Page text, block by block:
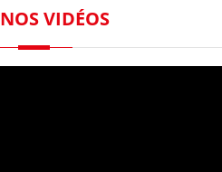
NOS VIDÉOS